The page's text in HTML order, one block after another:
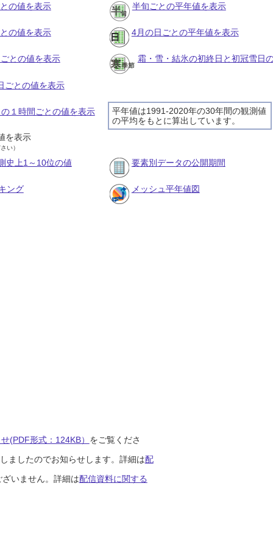
の値を表示 半旬ごとの平年値を表示
の値を表示 4月の日ごとの平年値を表示
との値を表示 霜・雪・結氷の初終日と初冠雪日
ごとの値を表示
平年値は1991-2020年の30年間の観測値
の平均をもとに算出しています。
１時間ごとの値を表示
を表示
い）
史上1～10位の値 要素別データの公開期間
ング メッシュ平年値図
(PDF形式：124KB） をご覧くださ
ましたのでお知らせします。詳細は配
いません。詳細は配信資料に関する